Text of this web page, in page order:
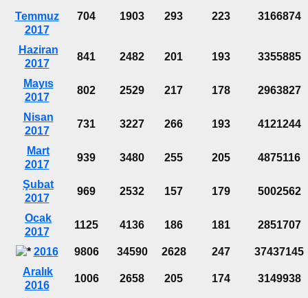
Temmuz
2017
704 1903 293 223 3166874
Haziran
2017
841 2482 201 193 3355885
Mayıs
2017
802 2529 217 178 2963827
Nisan
2017
731 3227 266 193 4121244
Mart
2017
939 3480 255 205 4875116
Şubat
2017
969 2532 157 179 5002562
Ocak
2017
1125 4136 186 181 2851707
2016 9806 34590 2628 247
37437145
Aralık
2016
1006 2658 205 174 3149938